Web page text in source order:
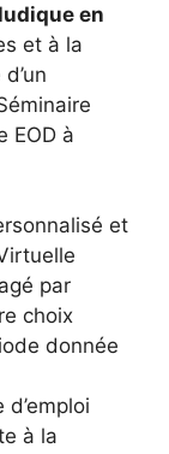
en
et à la
EOD à
et
par
choix
donnée
à la